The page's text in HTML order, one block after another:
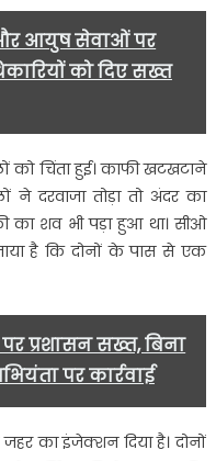
उतरा
मौत
के
,
जांच
में
जुटी…
और आयुष सेवाओं पर
को दिए सख्त
को चिंता हुई। काफी खटखटाने
ने दरवाजा तोड़ा तो अंदर का
शव भी पड़ा हुआ था। सीओ
है कि दोनों के पास से एक
प्रशासन सख्त, बिना
पर कार्रवाई
का इंजेक्शन दिया है। दोनों